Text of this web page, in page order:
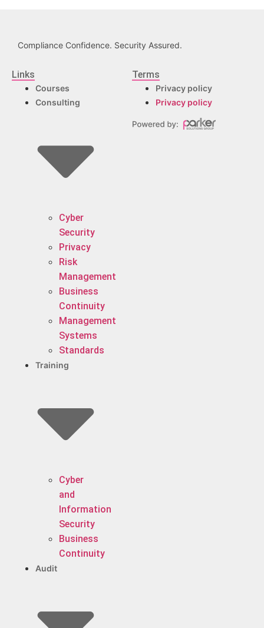
Compliance Confidence. Security Assured.
Links
Courses
Consulting
Cyber
Security
Privacy
Risk
Management
Business
Continuity
Management
Systems
Standards
Training
Cyber
and
Information
Security
Business
Continuity
Audit
Terms
Privacy policy
Privacy policy